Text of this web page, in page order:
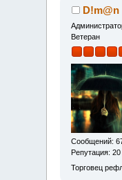
D!m@n
Ветеран
Сообщений:
Репутация: 20
Торговец